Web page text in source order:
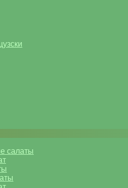
салаты